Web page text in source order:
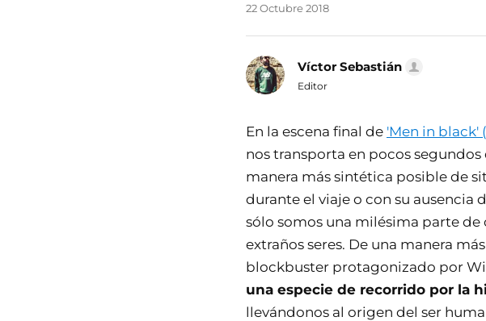
22 Octubre 2018
Víctor Sebastián
Editor
En la escena final de 'Men in black'
nos transporta en pocos
manera más sintética posible de
durante el viaje o con su ausencia
sólo somos una milésima parte de
extraños seres. De una manera
blockbuster protagonizado por
una especie de recorrido por la
llevándonos al origen del ser